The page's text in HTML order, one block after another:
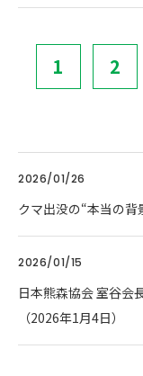
1 2
2026/01/26
クマ出没の“本当の
2026/01/15
日本熊森協会 室谷会
（2026年1月4日）